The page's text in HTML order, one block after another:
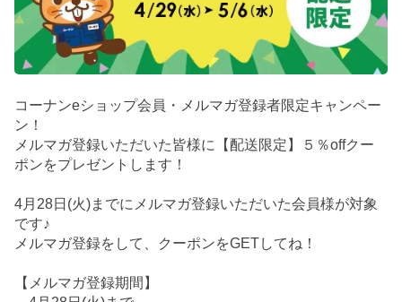
コーナンeショップ会員・メルマガ登録者限定キャンペー
ン！
メルマガ登録いただいた皆様に【配送限定】５％offクー
ポンをプレゼントします！
4月28日(火)までにメルマガ登録いただいた会員様が対象
です♪
メルマガ登録をして、クーポンをGETしてね！
【メルマガ登録期間】